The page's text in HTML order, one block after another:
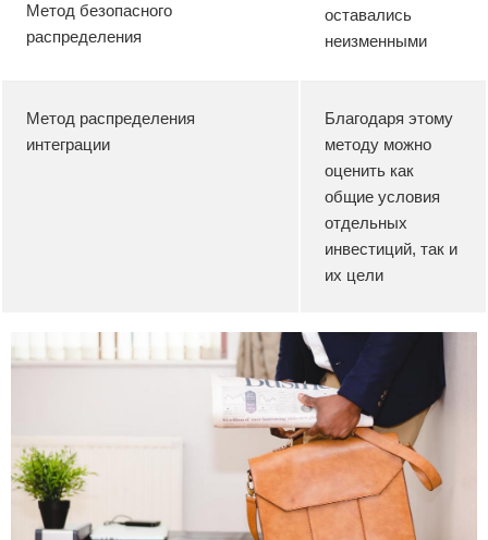
Метод безопасного
распределения
оставались
неизменными
Метод распределения
интеграции
Благодаря этому
методу можно
оценить как
общие условия
отдельных
инвестиций, так и
их цели